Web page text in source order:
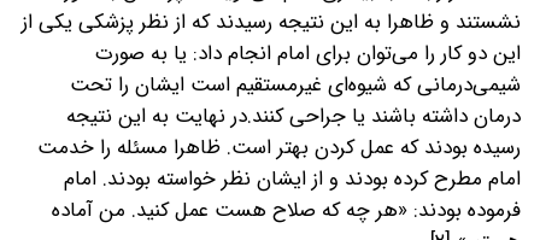
نشستند و ظاهرا به این نتیجه رسیدند که از نظر پزشکی یکی از
این دو کار را می‌توان برای امام انجام داد: یا به صورت
شیمی‌درمانی که شیوه‌ای غیرمستقیم است ایشان را تحت
درمان داشته باشند یا جراحی کنند.در نهایت به این نتیجه
رسیده بودند که عمل کردن بهتر است. ظاهرا مسئله را خدمت
امام مطرح کرده بودند و از ایشان نظر خواسته بودند. امام
فرموده بودند: «هر چه که صلاح هست عمل کنید. من آماده